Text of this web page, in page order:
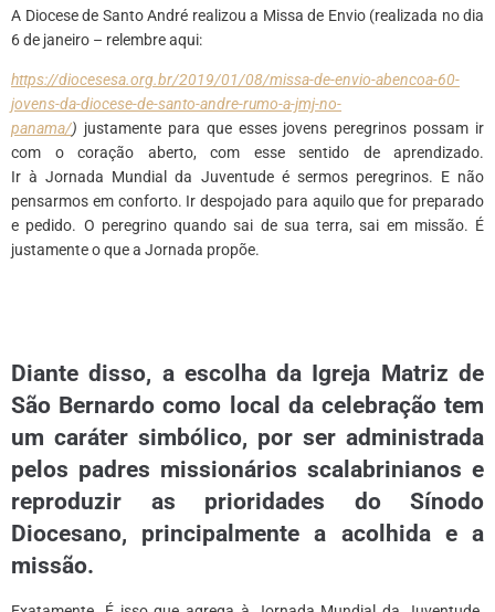
A Diocese de Santo André realizou a Missa de Envio (realizada no dia
6 de janeiro – relembre aqui:
https://diocesesa.org.br/2019/01/08/missa-de-envio-abencoa-60-
jovens-da-diocese-de-santo-andre-rumo-a-jmj-no-
panama/) justamente para que esses jovens peregrinos possam ir
com o coração aberto, com esse sentido de aprendizado.
Ir à Jornada Mundial da Juventude é sermos peregrinos. E não
pensarmos em conforto. Ir despojado para aquilo que for preparado
e pedido. O peregrino quando sai de sua terra, sai em missão. É
justamente o que a Jornada propõe.
Diante disso, a escolha da Igreja Matriz de
São Bernardo como local da celebração tem
um caráter simbólico, por ser administrada
pelos padres missionários scalabrinianos e
reproduzir as prioridades do Sínodo
Diocesano, principalmente a acolhida e a
missão.